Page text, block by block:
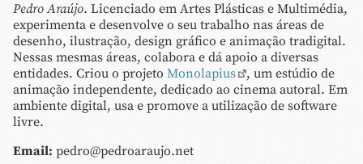
Pedro Araújo. Licenciado em Artes Plásticas e Multimédia,
experimenta e desenvolve o seu trabalho nas áreas de
desenho, ilustração, design gráfico e animação tradigital.
Nessas mesmas áreas, colabora e dá apoio a diversas
entidades. Criou o projeto Monolapius
, um estúdio de
animação independente, dedicado ao cinema autoral. Em
ambiente digital, usa e promove a utilização de software
livre.
Email: pedro@pedroaraujo.net